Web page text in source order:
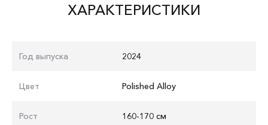
ХАРАКТЕРИСТИКИ
Год выпуска 2024
Цвет Polished Alloy
Рост 160-170 см